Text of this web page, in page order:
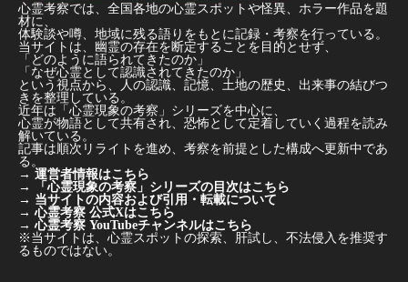
心霊考察では、全国各地の心霊スポットや怪異、ホラー作品を題
材に、
体験談や噂、地域に残る語りをもとに記録・考察を行っている。
当サイトは、幽霊の存在を断定することを目的とせず、
「どのように語られてきたのか」
「なぜ心霊として認識されてきたのか」
という視点から、人の認識、記憶、土地の歴史、出来事の結びつ
きを整理している。
近年は「心霊現象の考察」シリーズを中心に、
心霊が物語として共有され、恐怖として定着していく過程を読み
解いている。
記事は順次リライトを進め、考察を前提とした構成へ更新中であ
る。
→ 運営者情報はこちら
→
「心霊現象の考察」シリーズの目次はこちら
→ 当サイトの内容および引用・転載について
→ 心霊考察 公式Xはこちら
→ 心霊考察 YouTubeチャンネルはこちら
※当サイトは、心霊スポットの探索、肝試し、不法侵入を推奨す
るものではない。